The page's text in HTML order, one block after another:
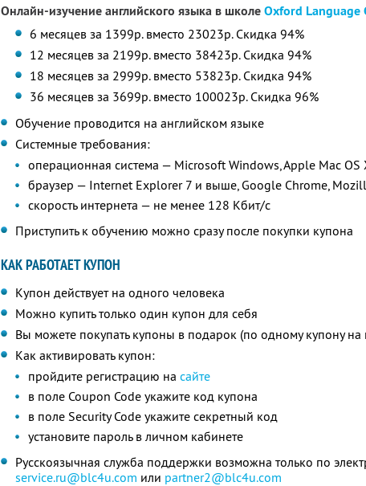
Онлайн-изучение английского языка в школеOxford Language
6 месяцев за 1399р. вместо 23023р. Скидка 94%
12 месяцев за 2199р. вместо 38423р. Скидка 94%
18 месяцев за 2999р. вместо 53823р. Скидка 94%
36 месяцев за 3699р. вместо 100023р. Скидка 96%
Обучение проводится на английском языке
Системные требования:
операционная система — Microsoft Windows, Apple Mac OS
браузер — Internet Explorer 7 и выше, Google Chrome,
скорость интернета — не менее 128 Кбит/с
Приступить к обучению можно сразу после покупки купона
КАК РАБОТАЕТ КУПОН
Купон действует на одного человека
Можно купить только один купон для себя
Вы можете покупать купоны в подарок (по одному купону на
Как активировать купон:
пройдите регистрацию на сайте
в поле Coupon Code укажите код купона
в поле Security Code укажите секретный код
установите пароль в личном кабинете
Русскоязычная служба поддержки возможна только по
service.ru@blc4u.com или partner2@blc4u.com